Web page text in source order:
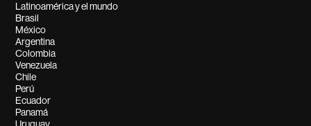
Latinoamérica y el mundo
Brasil
México
Argentina
Colombia
Venezuela
Chile
Perú
Ecuador
Panamá